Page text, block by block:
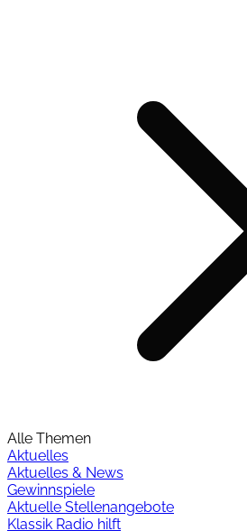
Alle Themen
Aktuelles
Aktuelles & News
Gewinnspiele
Aktuelle Stellenangebote
Klassik Radio hilft